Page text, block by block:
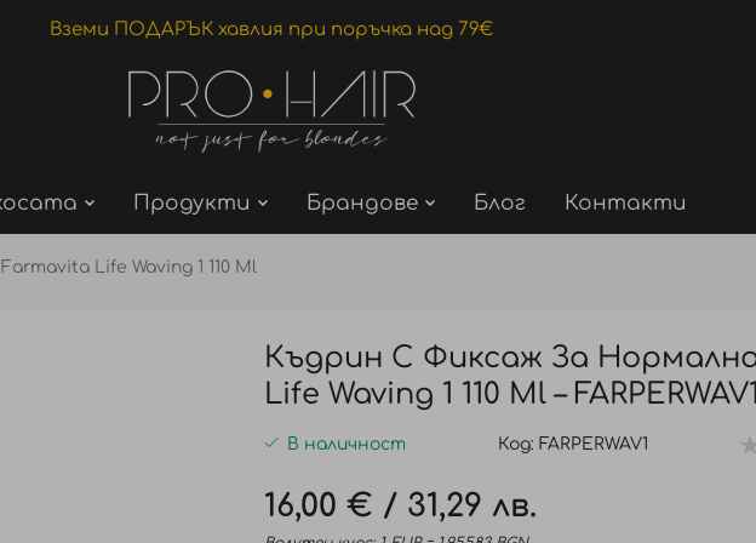
Вземи ПОДАРЪК хавлия при поръчка над 79€
Продукти Брандове Блог Контакти
Life Waving 1 110 Ml
Къдрин С Фиксаж За
Life Waving 1 110 Ml – FARPERWAV1
В наличност Код FARPERWAV1
16,00 € / 31,29 лв.